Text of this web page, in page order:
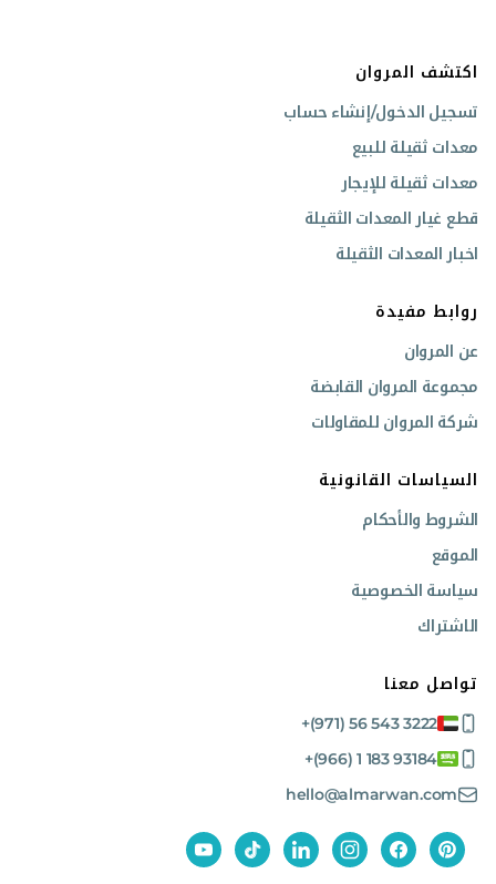
اكتشف المروان
تسجيل الدخول/إنشاء حساب
معدات ثقيلة للبيع
معدات ثقيلة للإيجار
قطع غيار المعدات الثقيلة
اخبار المعدات الثقيلة
روابط مفيدة
عن المروان
مجموعة المروان القابضة
شركة المروان للمقاولات
السياسات القانونية
الشروط والأحكام
الموقع
سياسة الخصوصية
الاشتراك
تواصل معنا
+(971) 56 543 3222
+(966) 1 183 93184
hello@almarwan.com